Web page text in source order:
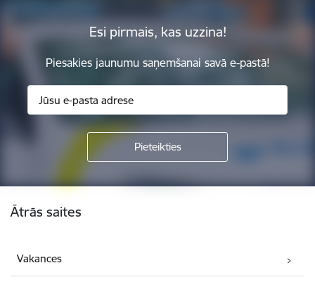
Esi pirmais, kas uzzina!
Piesakies jaunumu saņemšanai savā e-pastā!
Ātrās saites
Vakances